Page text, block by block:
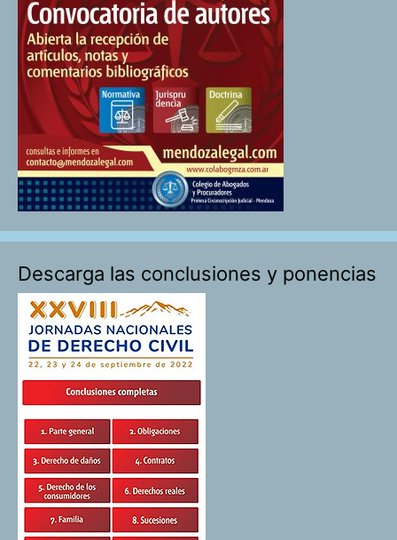
Descarga las conclusiones y ponencias